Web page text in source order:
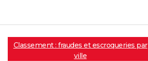
Classement : fraudes et escroqueries par
ville